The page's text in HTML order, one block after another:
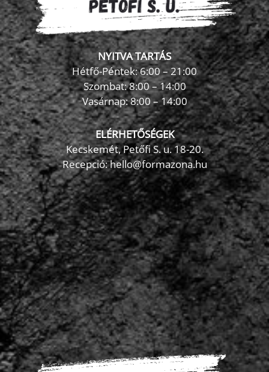
NYITVA TARTÁS
Hétfő-Péntek: 6:00 – 21:00
Szombat: 8:00 – 14:00
Vasárnap: 8:00 – 14:00
ELÉRHETŐSÉGEK
Kecskemét, Petőfi S. u. 18-20.
Recepció: hello@formazona.hu